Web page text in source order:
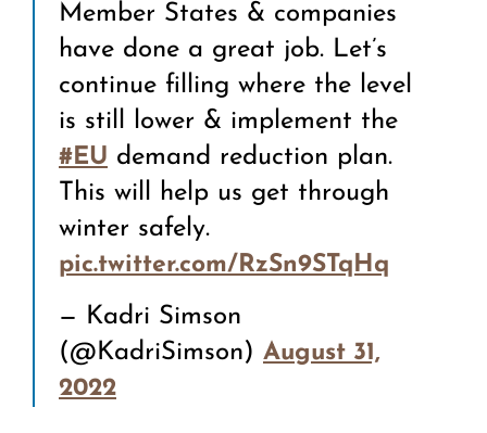
Member States & companies
have done a great job. Let’s
continue filling where the level
is still lower & implement the
#EU demand reduction plan.
This will help us get through
winter safely.
pic.twitter.com/RzSn9STqHq
— Kadri Simson
(@KadriSimson) August 31,
2022